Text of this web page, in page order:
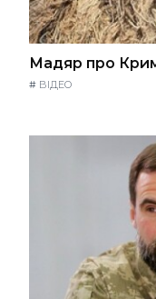
Мадяр про
# ВІДЕО